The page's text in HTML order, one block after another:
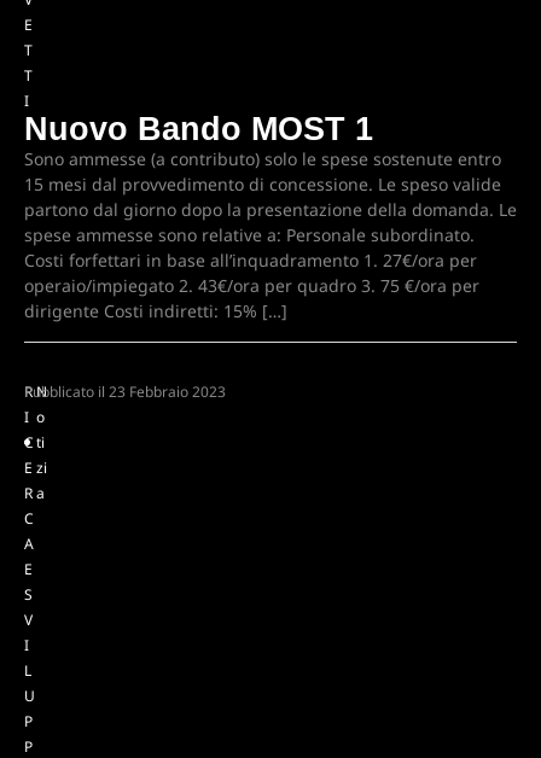
E
T
T
I
Nuovo Bando MOST 1
Sono ammesse (a contributo) solo le spese sostenute entro
15 mesi dal provvedimento di concessione. Le speso valide
partono dal giorno dopo la presentazione della domanda. Le
spese ammesse sono relative a: Personale subordinato.
Costi forfettari in base all’inquadramento 1. 27€/ora per
operaio/impiegato 2. 43€/ora per quadro 3. 75 €/ora per
dirigente Costi indiretti: 15% […]
R
I
C
E
R
C
A
E
S
V
I
L
U
P
P
N
o
ti
zi
a
Pubblicato il 23 Febbraio 2023